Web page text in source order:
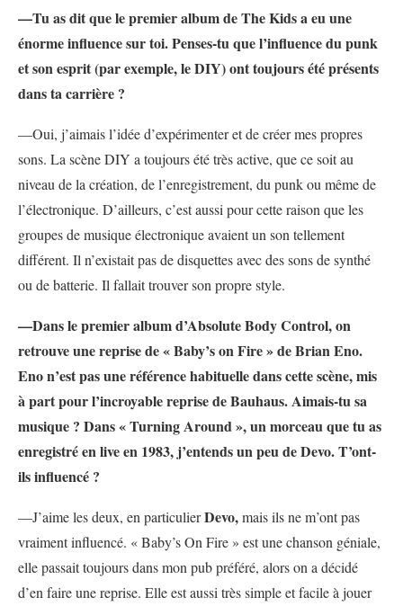
—Tu as dit que le premier album de The Kids a eu une
énorme influence sur toi. Penses-tu que l’influence du punk
et son esprit (par exemple, le DIY) ont toujours été présents
dans ta carrière ?
—Oui, j’aimais l’idée d’expérimenter et de créer mes propres
sons. La scène DIY a toujours été très active, que ce soit au
niveau de la création, de l’enregistrement, du punk ou même de
l’électronique. D’ailleurs, c’est aussi pour cette raison que les
groupes de musique électronique avaient un son tellement
différent. Il n’existait pas de disquettes avec des sons de synthé
ou de batterie. Il fallait trouver son propre style.
—Dans le premier album d’Absolute Body Control, on
retrouve une reprise de « Baby’s on Fire » de Brian Eno.
Eno n’est pas une référence habituelle dans cette scène, mis
à part pour l’incroyable reprise de Bauhaus. Aimais-tu sa
musique ? Dans « Turning Around », un morceau que tu as
enregistré en live en 1983, j’entends un peu de Devo. T’ont-
ils influencé ?
—J’aime les deux, en particulierDevo,mais ils ne m’ont pas
vraiment influencé. « Baby’s On Fire » est une chanson géniale,
elle passait toujours dans mon pub préféré, alors on a décidé
d’en faire une reprise. Elle est aussi très simple et facile à jouer